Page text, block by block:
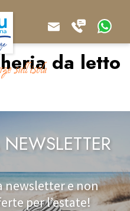
sull'isola da letto
newsletter e non
per l’estate!